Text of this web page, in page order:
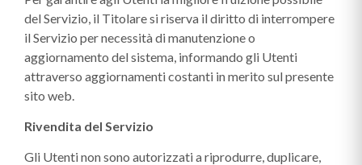
del Servizio, il Titolare si riserva il diritto di interrompere
il Servizio per necessità di manutenzione o
aggiornamento del sistema, informando gli Utenti
attraverso aggiornamenti costanti in merito sul presente
sito web.
Rivendita del Servizio
Gli Utenti non sono autorizzati a riprodurre, duplicare,